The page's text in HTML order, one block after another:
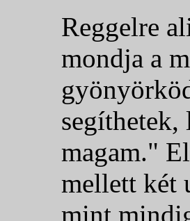
Reggelre
mondja a
segíthetek,
magam."
mellett két
mint